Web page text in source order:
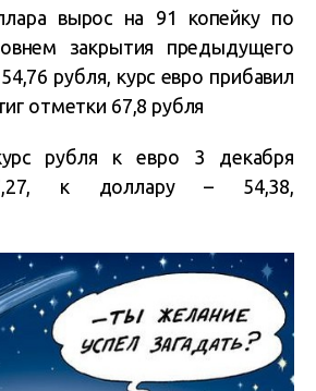
вырос на 91 копейку по
закрытия предыдущего
рубля, курс евро прибавил
отметки 67,8 рубля
рубля к евро 3 декабря
к доллару – 54,38,